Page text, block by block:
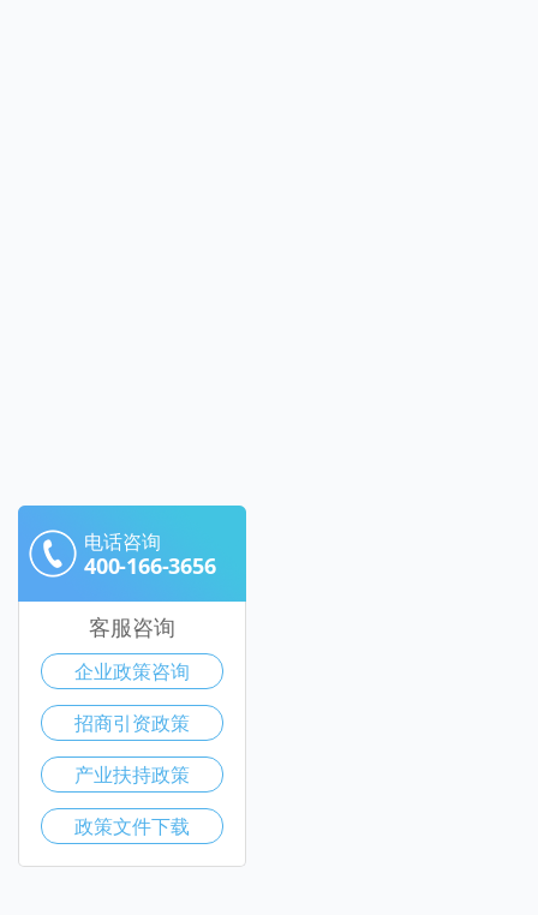
电话咨询
400-166-3656
客服咨询
企业政策咨询
招商引资政策
产业扶持政策
政策文件下载